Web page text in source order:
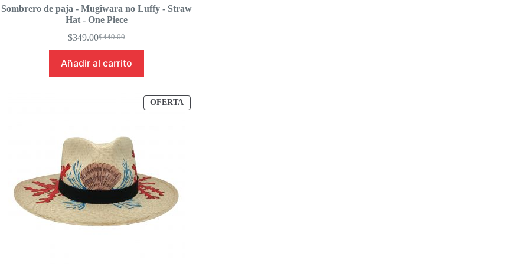
Sombrero de paja - Mugiwara no Luffy - Straw
Hat - One Piece
$449.00
Original
price
was:
$349.00Current
price
is:
Añadir al carrito
OFERTA
EN